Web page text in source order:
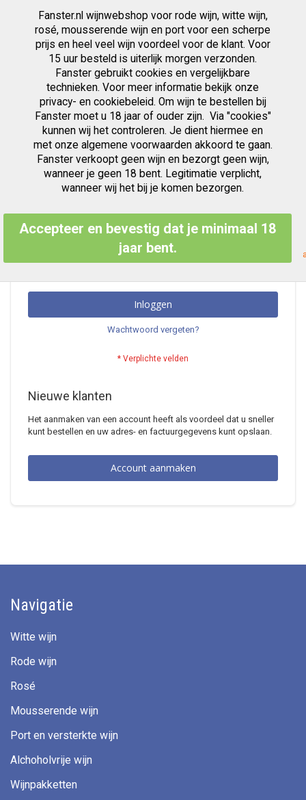
Fanster.nl wijnwebshop voor rode wijn, witte wijn,
rosé, mousserende wijn en port voor een scherpe
prijs en heel veel wijn voordeel voor de klant. Voor
15 uur besteld is uiterlijk morgen verzonden.
Fanster gebruikt cookies en vergelijkbare
technieken. Voor meer informatie bekijk onze
privacy- en cookiebeleid. Om wijn te bestellen bij
Fanster moet u 18 jaar of ouder zijn. Via "cookies"
kunnen wij het controleren. Je dient hiermee en
met onze algemene voorwaarden akkoord te gaan.
Fanster verkoopt geen wijn en bezorgt geen wijn,
wanneer je geen 18 bent. Legitimatie verplicht,
wanneer wij het bij je komen bezorgen.
Accepteer en bevestig dat je minimaal 18
jaar bent.
Zoek
inhoud
Klant Login
Geregistreerde Klanten
Als u een account hebt, meld u dan aan met uw e-mailadres.
E-mailadres
Inloggen
Wachtwoord vergeten?
Nieuwe klanten
Het aanmaken van een account heeft als voordeel dat u sneller
kunt bestellen en uw adres- en factuurgegevens kunt opslaan.
Account aanmaken
Navigatie
Witte wijn
Rode wijn
Rosé
Mousserende wijn
Port en versterkte wijn
Alchoholvrije wijn
Wijnpakketten